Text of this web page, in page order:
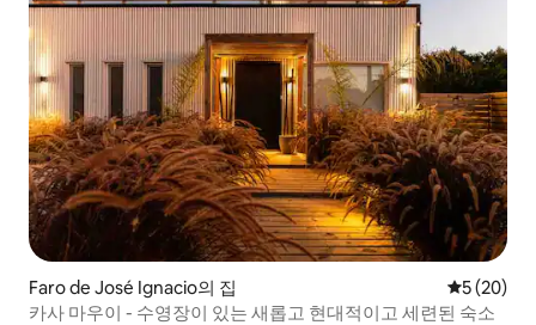
Faro de José Ignacio의 집 평점 5점(5
5 (20)
카사 마우이 - 수영장이 있는 새롭고 현대적이고 세련된 숙소